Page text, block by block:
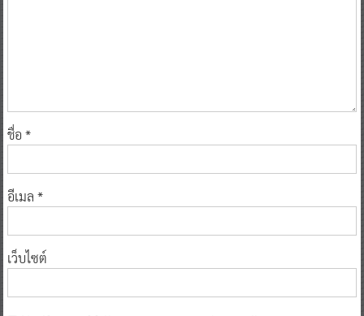
ชื่อ *
อีเมล *
เว็บไซต์